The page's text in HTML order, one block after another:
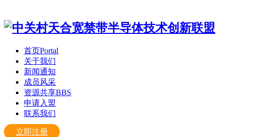
首页Portal
关于我们
新闻通知
成员风采
资源共享BBS
申请入盟
联系我们
立即注册